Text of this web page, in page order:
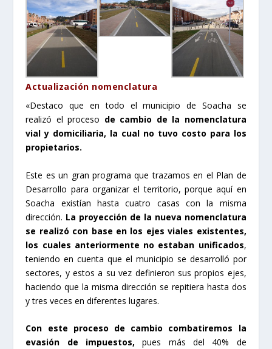
Actualización nomenclatura
«Destaco que en todo el municipio de Soacha se
realizó el proceso de cambio de la nomenclatura
vial y domiciliaria, la cual no tuvo costo para los
propietarios.
Este es un gran programa que trazamos en el Plan de
Desarrollo para organizar el territorio, porque aquí en
Soacha existían hasta cuatro casas con la misma
dirección. La proyección de la nueva nomenclatura
se realizó con base en los ejes viales existentes,
los cuales anteriormente no estaban unificados,
teniendo en cuenta que el municipio se desarrolló por
sectores, y estos a su vez definieron sus propios ejes,
haciendo que la misma dirección se repitiera hasta dos
y tres veces en diferentes lugares.
Con este proceso de cambio combatiremos la
evasión de impuestos, pues más del 40% de